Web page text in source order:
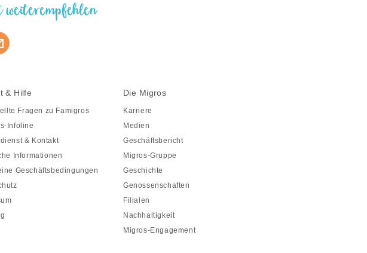
weiterempfehlen
& Hilfe
Fragen zu Famigros
Infoline
& Kontakt
Informationen
Geschäftsbedingungen
Die Migros
Karriere
Medien
Geschäftsbericht
Migros-Gruppe
Geschichte
Genossenschaften
Filialen
Nachhaltigkeit
Migros-Engagement